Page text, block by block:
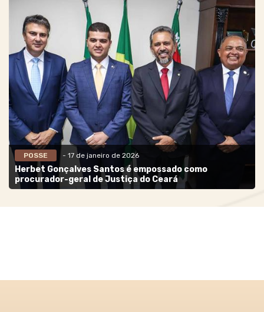
POSSE - 17 de janeiro de 2026
Herbet Gonçalves Santos é empossado como
procurador-geral de Justiça do Ceará